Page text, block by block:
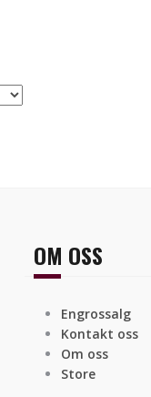
OM OSS
Engrossalg
Kontakt oss
Om oss
Store